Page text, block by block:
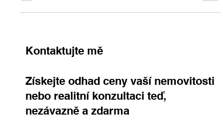
Kontaktujte mě
Získejte odhad ceny vaší nemovitosti